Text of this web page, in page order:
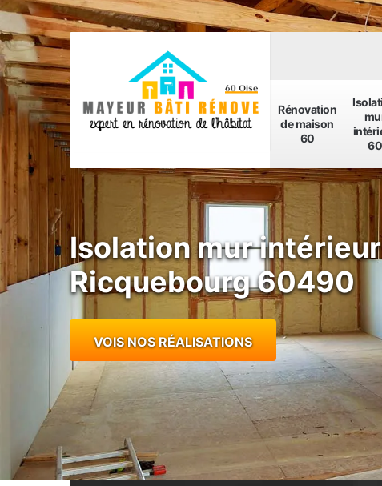
Rénovation
de maison
60
60
Isolation mur intérieur
Ricquebourg 60490
VOIS NOS RÉALISATIONS